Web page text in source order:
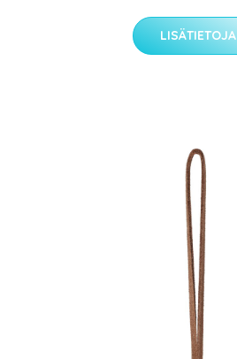
LISÄTIETOJA